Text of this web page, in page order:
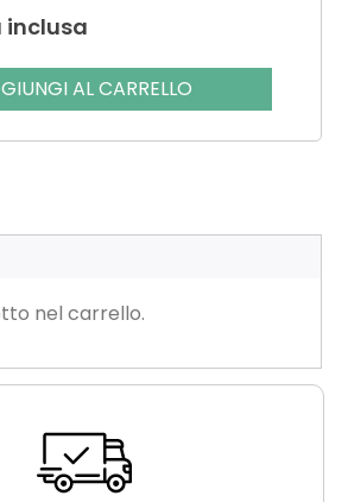
inclusa
AL CARRELLO
nel carrello.